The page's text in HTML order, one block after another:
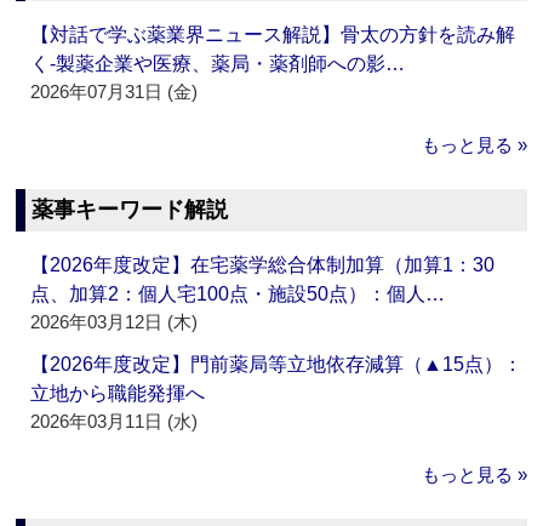
【対話で学ぶ薬業界ニュース解説】骨太の方針を読み解
く‐製薬企業や医療、薬局・薬剤師への影…
2026年07月31日 (金)
もっと見る »
薬事キーワード解説
【2026年度改定】在宅薬学総合体制加算（加算1：30
点、加算2：個人宅100点・施設50点）：個人…
2026年03月12日 (木)
【2026年度改定】門前薬局等立地依存減算（▲15点）：
立地から職能発揮へ
2026年03月11日 (水)
もっと見る »